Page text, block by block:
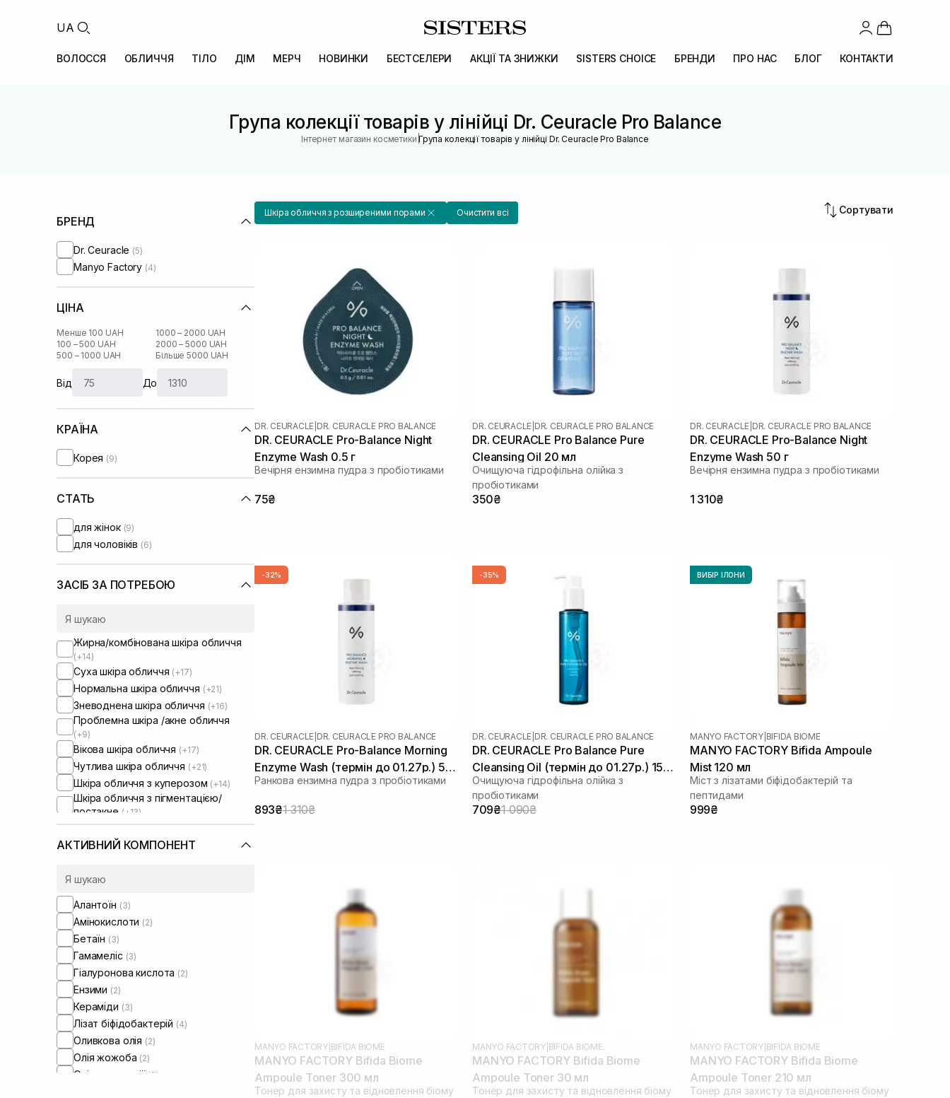
UA
ВОЛОССЯ ОБЛИЧЧЯ ТІЛО ДІМ МЕРЧ НОВИНКИ БЕСТСЕЛЕРИ АКЦІЇ ТА ЗНИЖКИ SISTERS CHOICE БРЕНДИ ПРО НАС БЛОГ КОНТАКТИ
Група колекції товарів у лінійці Dr. Ceuracle Pro Balance
Інтернет магазин косметики |Група колекції товарів у лінійці Dr. Ceuracle Pro Balance
БРЕНД
Dr. Ceuracle (5)
Manyo Factory (4)
ЦІНА
Менше 100 UAH
100 – 500 UAH
500 – 1000 UAH
1000 – 2000 UAH
2000 – 5000 UAH
Більше 5000 UAH
Від До
КРАЇНА
Корея (9)
СТАТЬ
для жінок (9)
для чоловіків (6)
ЗАСІБ ЗА ПОТРЕБОЮ
Жирна/комбінована шкіра обличчя
(+14)
Суха шкіра обличчя (+17)
Нормальна шкіра обличчя (+21)
Зневоднена шкіра обличчя (+16)
Проблемна шкіра /акне обличчя
(+9)
Вікова шкіра обличчя (+17)
Чутлива шкіра обличчя (+21)
Шкіра обличчя з куперозом (+14)
Шкіра обличчя з пігментацією/
постакне (+13)
Шкіра обличчя з розширеними
порами
Шкіра обличчя з порушеним
Шкіра обличчя з порушеним
АКТИВНИЙ КОМПОНЕНТ
Алантоїн (3)
Амінокислоти (2)
Бетаїн (3)
Гамамеліс (3)
Гіалуронова кислота (2)
Ензими (2)
Кераміди (3)
Лізат біфідобактерій (4)
Оливкова олія (2)
Олія жожоба (2)
Олія макадамії (2)
Шкіра обличчя з розширеними порами Очистити всі Сортувати
DR. CEURACLE DR. CEURACLE PRO BALANCE
DR. CEURACLE Pro-Balance Night
Enzyme Wash 0.5 г
Вечірня ензимна пудра з пробіотиками
75₴
DR. CEURACLE DR. CEURACLE PRO BALANCE
DR. CEURACLE Pro Balance Pure
Cleansing Oil 20 мл
Очищуюча гідрофільна олійка з
пробіотиками
350₴
DR. CEURACLE DR. CEURACLE PRO BALANCE
DR. CEURACLE Pro-Balance Night
Enzyme Wash 50 г
Вечірня ензимна пудра з пробіотиками
1 310₴
-32%
DR. CEURACLE DR. CEURACLE PRO BALANCE
DR. CEURACLE Pro-Balance Morning
Enzyme Wash (термін до 01.27р.) 50
г
Ранкова ензимна пудра з пробіотиками
893₴1 310₴
-35%
DR. CEURACLE DR. CEURACLE PRO BALANCE
DR. CEURACLE Pro Balance Pure
Cleansing Oil (термін до 01.27р.) 155
мл
Очищуюча гідрофільна олійка з
пробіотиками
709₴1 090₴
ВИБІР ІЛОНИ
MANYO FACTORY| BIFIDA BIOME
MANYO FACTORY Bifida Ampoule
Mist 120 мл
Міст з лізатами біфідобактерій та
пептидами
999₴
MANYO FACTORY| BIFIDA BIOME
MANYO FACTORY Bifida Biome
Ampoule Toner 300 мл
Тонер для захисту та відновлення біому
MANYO FACTORY| BIFIDA BIOME
MANYO FACTORY Bifida Biome
Ampoule Toner 30 мл
Тонер для захисту та відновлення біому
MANYO FACTORY| BIFIDA BIOME
MANYO FACTORY Bifida Biome
Ampoule Toner 210 мл
Тонер для захисту та відновлення біому